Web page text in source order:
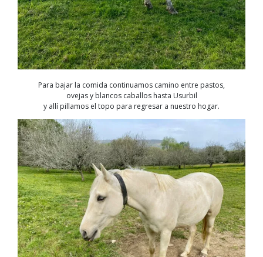
Para bajar la comida continuamos camino entre pastos,
ovejas y blancos caballos hasta Usurbil
y allí pillamos el topo para regresar a nuestro hogar.